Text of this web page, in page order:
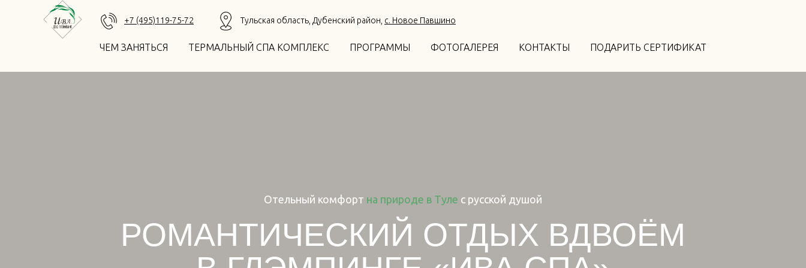
+7 (495)119-75-72 Тульская область, Дубенский район, с. Новое Павшино
ЧЕМ ЗАНЯТЬСЯ ТЕРМАЛЬНЫЙ СПА КОМПЛЕКС ПРОГРАММЫ ФОТОГАЛЕРЕЯ КОНТАКТЫ ПОДАРИТЬ СЕРТИФИКАТ
РОМАНТИЧЕСКИЙ ОТДЫХ ВДВОЁМ
Отельный комфорт на природе в Туле с русской душой